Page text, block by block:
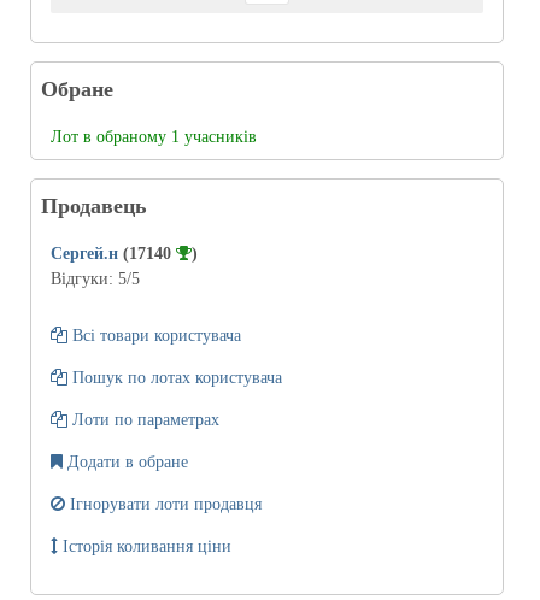
Обране
Лот в обраному 1 учасників
Продавець
Сергей.н (17140
)
Відгуки: 5/5
Всі товари користувача
Пошук по лотах користувача
Лоти по параметрах
Додати в обране
Ігнорувати лоти продавця
Історія коливання ціни